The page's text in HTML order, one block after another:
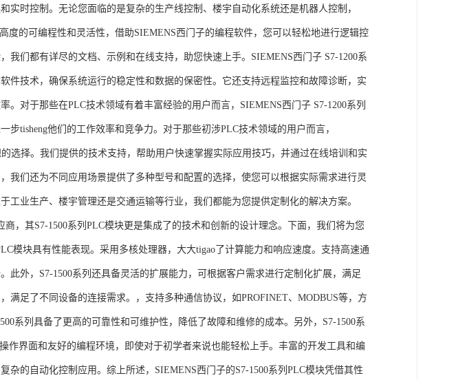
实时控制。无论您面临的是复杂的生产线控制、楼宇自动化系统还是机器人控制，
度的可编程性和灵活性，借助SIEMENS西门子的编程软件，您可以轻松地进行逻辑控
我们都有详尽的文档、示例和在线支持，助您快速上手。SIEMENS西门子 S7-1200系
件技术，确保系统运行的稳定性和数据的保密性。它还支持远程监控和故障诊断，实
。对于那些在PLC技术领域有着丰富经验的用户而言，SIEMENS西门子 S7-1200系列
步tisheng他们的工作效率和竞争力。对于那些初涉PLC技术领域的用户而言，
选择。我们提供的技术支持，帮助用户快速掌握实际应用技巧，并通过在线培训和实
我们还为不同应用场景提供了多种型号和配置的选择，使您可以根据实际需求进行灵
工业生产、楼宇管理还是交通运输等行业，我们都能为您提供定制化的解决方案。
其S7-1500系列PLC模块更是集成了的技术和创新的设计理念。下面，我们将为您
模块具有性能表现。采用多核处理器，大大tigao了计算能力和响应速度。支持高速通
此外，S7-1500系列还具备灵活的扩展能力，可根据客户需求进行定制化扩展，满足
满足了不同设备的连接需求。，支持多种通信协议，如PROFINET、MODBUS等，方
系列具备了更高的可靠性和可维护性，降低了故障和维修的成本。另外，S7-1500系
作界面和友好的编程环境，即使对于初学者来说也能轻松上手。丰富的开发工具和编
杂的自动化控制应用。综上所述，SIEMENS西门子的S7-1500系列PLC模块凭借其性